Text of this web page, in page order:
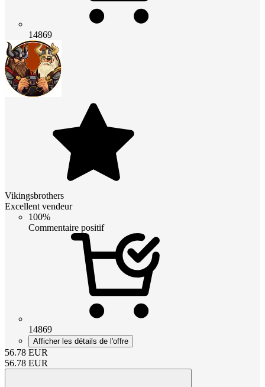
14869
Vikingsbrothers
Excellent vendeur
100%
Commentaire positif
14869
Afficher les détails de l'offre
56.78 EUR
56.78 EUR